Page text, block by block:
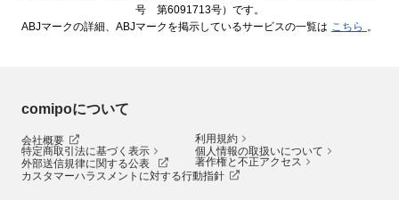
号 第6091713号）です。
ABJマークの詳細、ABJマークを掲示しているサービスの一覧は こちら 。
comipoについて
会社概要
利用規約
特定商取引法に基づく表示
個人情報の取扱いについて
外部送信規律に関する公表
著作権と不正アクセス
カスタマーハラスメントに対する行動指針